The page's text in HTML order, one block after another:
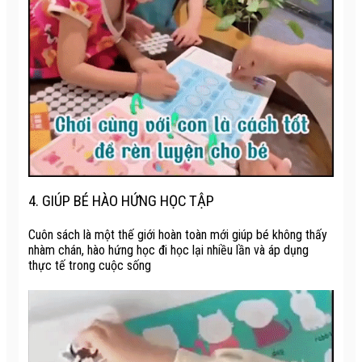
4. GIÚP BÉ HÀO HỨNG HỌC TẬP
Cuôn sách là một thế giới hoàn toàn mới giúp bé không thấy
nhàm chán, hào hứng học đi học lại nhiều lần và áp dụng
thực tế trong cuộc sống